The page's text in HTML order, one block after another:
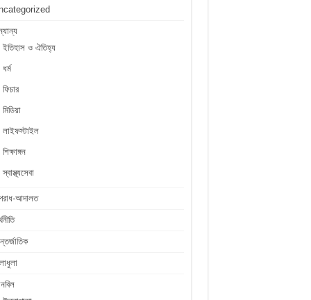
ইতিহাস ও ঐতিহ্য
ধর্ম
ফিচার
মিডিয়া
লাইফস্টাইল
শিক্ষাঙ্গন
স্বাস্থ্যসেবা
আদালত